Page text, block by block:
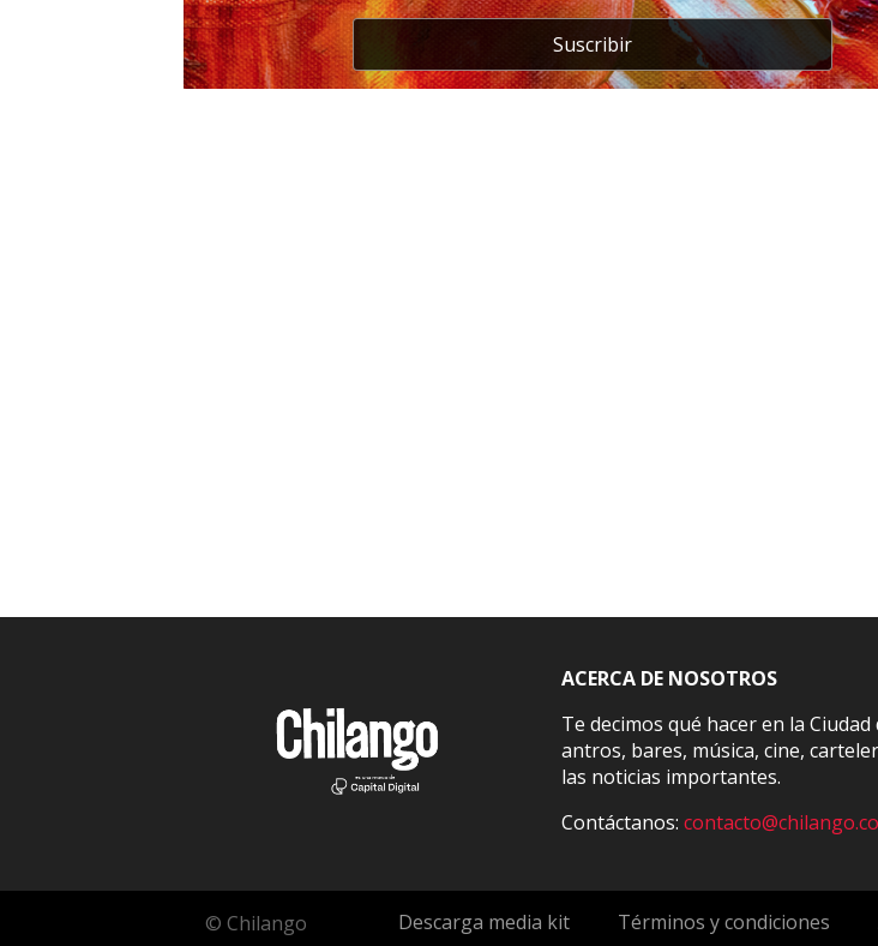
Suscribir
ACERCA DE NOSOTROS
Te decimos qué hacer en la Ciudad
antros, bares, música, cine,
las noticias importantes.
Contáctanos:
© Chilango Descarga media kit Términos y condiciones